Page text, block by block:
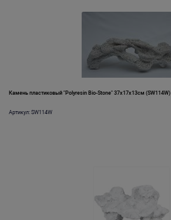
Камень пластиковый "Polyresin Bio-Stone" 37х17х13см (SW114W)
Артикул: SW114W